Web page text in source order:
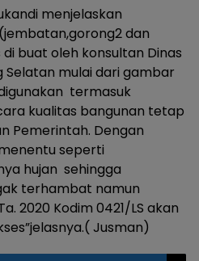
menjelaskan
dan
buat oleh konsultan Dinas
Selatan mulai dari gambar
termasuk
kualitas bangunan tetap
Pemerintah. Dengan
seperti
hujan sehingga
terhambat namun
2020 Kodim 0421/LS akan
Jusman)